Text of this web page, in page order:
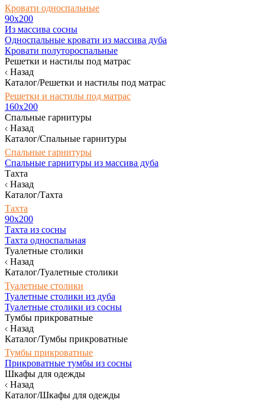
Кровати односпальные
90х200
Из массива сосны
Односпальные кровати из массива дуба
Кровати полутороспальные
Решетки и настилы под матрас
Назад
Каталог/Решетки и настилы под матрас
Решетки и настилы под матрас
160х200
Спальные гарнитуры
Назад
Каталог/Спальные гарнитуры
Спальные гарнитуры
Спальные гарнитуры из массива дуба
Тахта
Назад
Каталог/Тахта
Тахта
90х200
Тахта из сосны
Тахта односпальная
Туалетные столики
Назад
Каталог/Туалетные столики
Туалетные столики
Туалетные столики из дуба
Туалетные столики из сосны
Тумбы прикроватные
Назад
Каталог/Тумбы прикроватные
Тумбы прикроватные
Прикроватные тумбы из сосны
Шкафы для одежды
Назад
Каталог/Шкафы для одежды